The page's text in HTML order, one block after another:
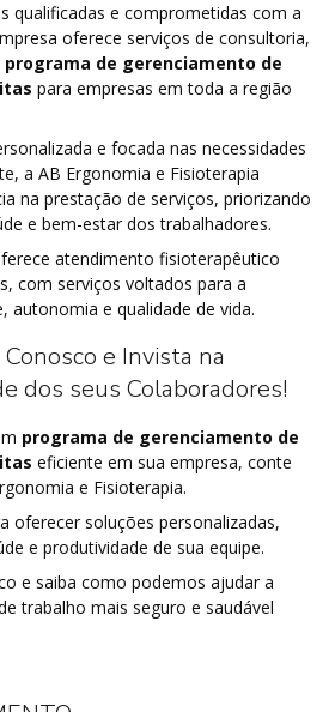
qualificadas e comprometidas com a
oferece serviços de consultoria,
programa de gerenciamento de
para empresas em toda a região
e focada nas necessidades
a AB Ergonomia e Fisioterapia
na prestação de serviços, priorizando
e bem-estar dos trabalhadores.
atendimento fisioterapêutico
com serviços voltados para a
autonomia e qualidade de vida.
e Invista na
dos seus Colaboradores!
programa de gerenciamento de
eficiente em sua empresa, conte
e Fisioterapia.
oferecer soluções personalizadas,
e produtividade de sua equipe.
e saiba como podemos ajudar a
trabalho mais seguro e saudável